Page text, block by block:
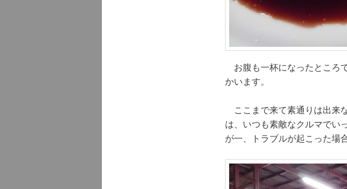
お腹も一杯になったところ
かいます。
ここまで来て素通りは出来
は、いつも素敵なクルマでい
が一、トラブルが起こった場